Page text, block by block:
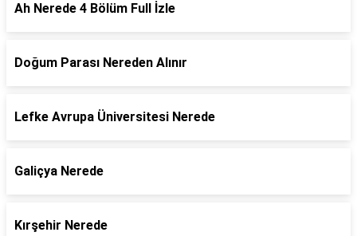
Ah Nerede 4 Bölüm Full İzle
Doğum Parası Nereden Alınır
Lefke Avrupa Üniversitesi Nerede
Galiçya Nerede
Kırşehir Nerede